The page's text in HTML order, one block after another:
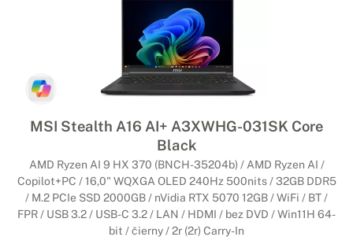
MSI Stealth A16 AI+ A3XWHG-031SK Core
Black
AMD Ryzen AI 9 HX 370 (BNCH-35204b) / AMD Ryzen AI /
Copilot+PC / 16,0" WQXGA OLED 240Hz 500nits / 32GB DDR5
/ M.2 PCIe SSD 2000GB / nVidia RTX 5070 12GB / WiFi / BT /
FPR / USB 3.2 / USB-C 3.2 / LAN / HDMI / bez DVD / Win11H 64-
bit / čierny / 2r (2r) Carry-In